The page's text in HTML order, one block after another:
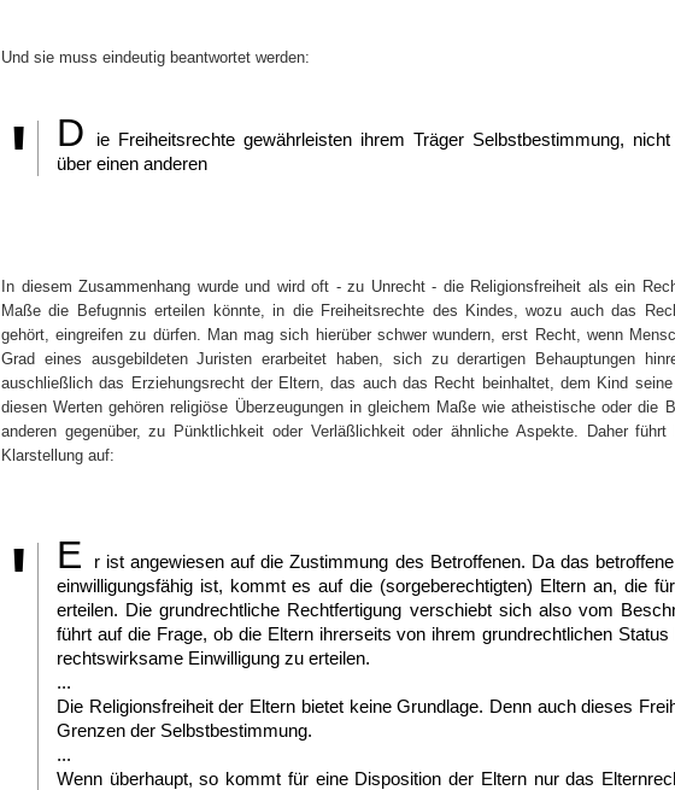
Und sie muss eindeutig beantwortet werden:
D
ie Freiheitsrechte gewährleisten ihrem Träger Selbstbestimmung,
über einen anderen
In diesem Zusammenhang wurde und wird oft - zu Unrecht - die Religionsfreiheit als ein
Maße die Befugnnis erteilen könnte, in die Freiheitsrechte des Kindes, wozu auch das
gehört, eingreifen zu dürfen. Man mag sich hierüber schwer wundern, erst Recht, wenn
Grad eines ausgebildeten Juristen erarbeitet haben, sich zu derartigen Behauptungen
auschließlich das Erziehungsrecht der Eltern, das auch das Recht beinhaltet, dem Kind
diesen Werten gehören religiöse Überzeugungen in gleichem Maße wie atheistische oder die
anderen gegenüber, zu Pünktlichkeit oder Verläßlichkeit oder ähnliche Aspekte. Daher
Klarstellung auf:
E
r ist angewiesen auf die Zustimmung des Betroffenen. Da das
einwilligungsfähig ist, kommt es auf die (sorgeberechtigten) Eltern an, die
erteilen. Die grundrechtliche Rechtfertigung verschiebt sich also vom
führt auf die Frage, ob die Eltern ihrerseits von ihrem grundrechtlichen
rechtswirksame Einwilligung zu erteilen.
...
Die Religionsfreiheit der Eltern bietet keine Grundlage. Denn auch dieses
Grenzen der Selbstbestimmung.
...
Wenn überhaupt, so kommt für eine Disposition der Eltern nur das